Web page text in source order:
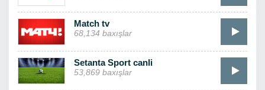
Match tv
68,134 baxışlar
Setanta Sport canli
53,869 baxışlar